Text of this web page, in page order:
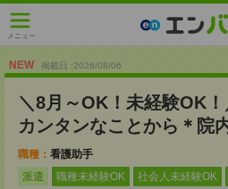
メニュー
NEW 掲載日 :2026/08/06
＼8月～OK！未経験OK
カンタンなことから＊院
職種： 看護助手
派遣
職種未経験OK 社会人未経験OK